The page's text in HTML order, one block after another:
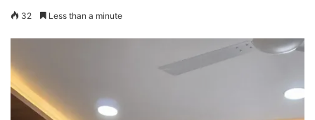
32 Less than a minute